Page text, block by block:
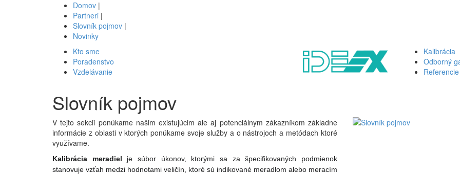
Domov |
Partneri |
Slovník pojmov |
Novinky
Kto sme
Poradenstvo
Vzdelávanie
Kalibrácia
Odborný
Referencie
Slovník pojmov
V tejto sekcii ponúkame našim existujúcim ale aj potenciálnym zákazníkom základne
informácie z oblasti v ktorých ponúkame svoje služby a o nástrojoch a metódach ktoré
využívame.
Kalibrácia meradiel je súbor úkonov, ktorými sa za špecifikovaných podmienok
stanovuje vzťah medzi hodnotami veličín, ktoré sú indikované meradlom alebo meracím